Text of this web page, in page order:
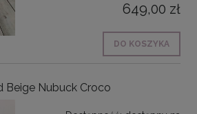
649,00 zł
DO KOSZYKA
Beige Nubuck Croco